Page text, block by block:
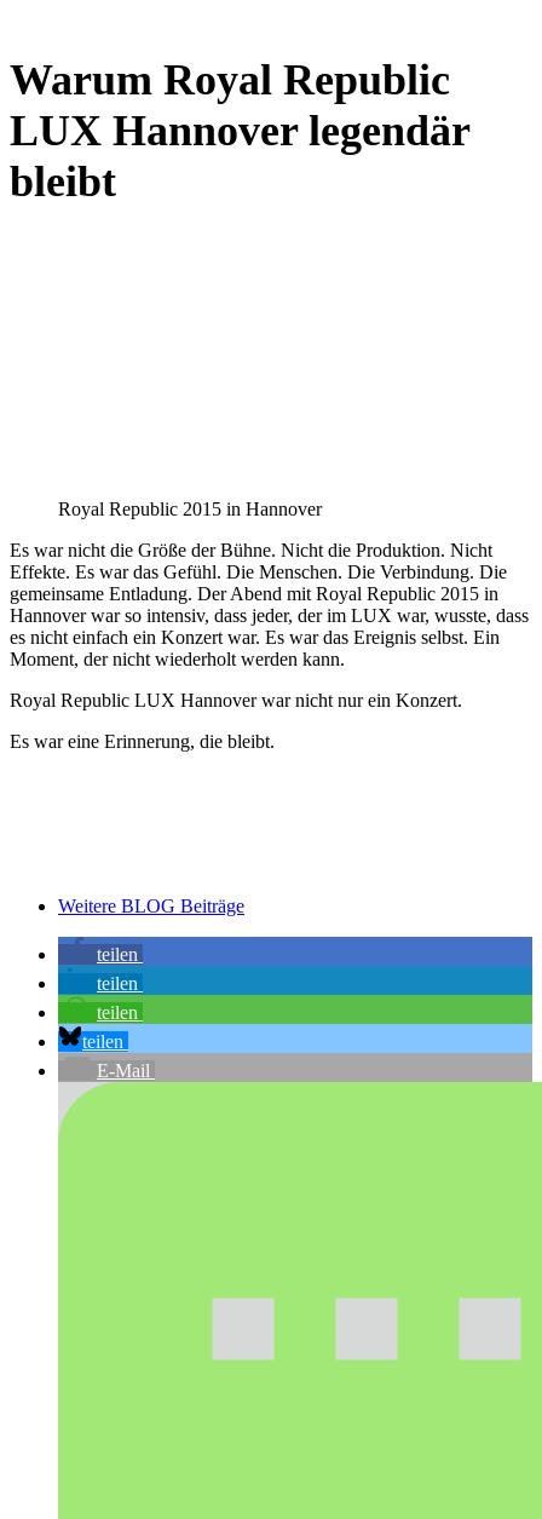
Warum Royal Republic
LUX Hannover legendär
bleibt
Royal Republic 2015 in Hannover
Es war nicht die Größe der Bühne. Nicht die Produktion. Nicht
Effekte. Es war das Gefühl. Die Menschen. Die Verbindung. Die
gemeinsame Entladung. Der Abend mit Royal Republic 2015 in
Hannover war so intensiv, dass jeder, der im LUX war, wusste, dass
es nicht einfach ein Konzert war. Es war das Ereignis selbst. Ein
Moment, der nicht wiederholt werden kann.
Royal Republic LUX Hannover war nicht nur ein Konzert.
Es war eine Erinnerung, die bleibt.
Weitere BLOG Beiträge
teilen
teilen
teilen
teilen
E-Mail